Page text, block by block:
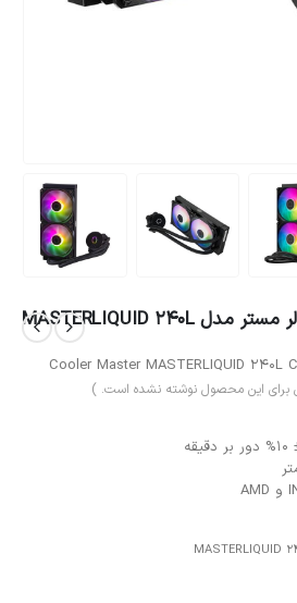
خنک کننده پردازنده کولر مستر مدل MASTERLIQUID 240L
Cooler Master MASTERLIQUID 240L
برای این محصول نوشته نشده است. )
MASTERLIQUID